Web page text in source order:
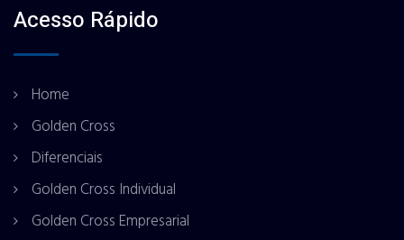
Acesso Rápido
Home
Golden Cross
Diferenciais
Golden Cross Individual
Golden Cross Empresarial